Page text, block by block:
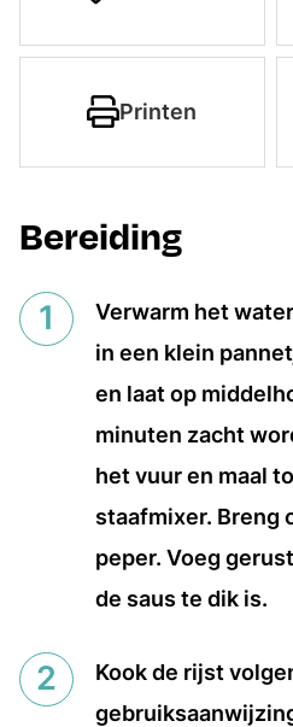
Printen
Bereiding
Verwarm het
in een klein
en laat op
minuten zacht
het vuur en maal
staafmixer. Breng
peper. Voeg
de saus te dik is.
Kook de rijst